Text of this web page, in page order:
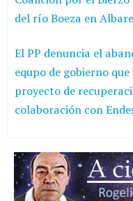
del río Boeza en
El PP denuncia el
equpo de gobierno
proyecto de
colaboración con